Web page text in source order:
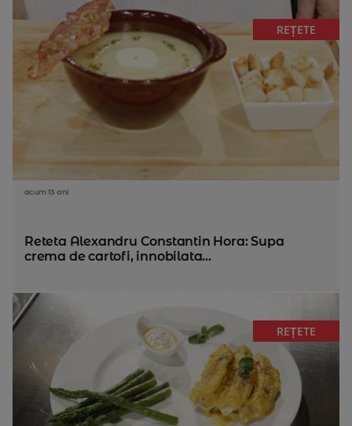
REȚETE
acum 13 ani
Reteta Alexandru Constantin Hora: Supa
crema de cartofi, innobilata...
REȚETE